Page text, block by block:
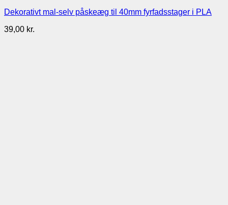
Dekorativt mal-selv påskeæg til 40mm fyrfadsstager i PLA
39,00 kr.